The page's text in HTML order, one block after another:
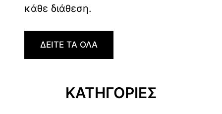
κάθε διάθεση.
ΔΕΙΤΕ ΤΑ ΟΛΑ
ΚΑΤΗΓΟΡΙΕΣ